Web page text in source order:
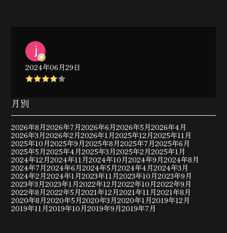
2024年06月29日
月別
2026年8月2026年7月2026年6月2026年5月2026年4月
2026年3月2026年2月2026年1月2025年12月2025年11月
2025年10月2025年9月2025年8月2025年7月2025年6月
2025年5月2025年4月2025年3月2025年2月2025年1月
2024年12月2024年11月2024年10月2024年9月2024年8月
2024年7月2024年6月2024年5月2024年4月2024年3月
2024年2月2024年1月2023年11月2023年10月2023年9月
2023年3月2023年1月2022年12月2022年10月2022年9月
2022年8月2022年5月2021年12月2021年11月2021年8月
2020年8月2020年5月2020年3月2020年1月2019年12月
2019年11月2019年10月2019年9月2019年7月